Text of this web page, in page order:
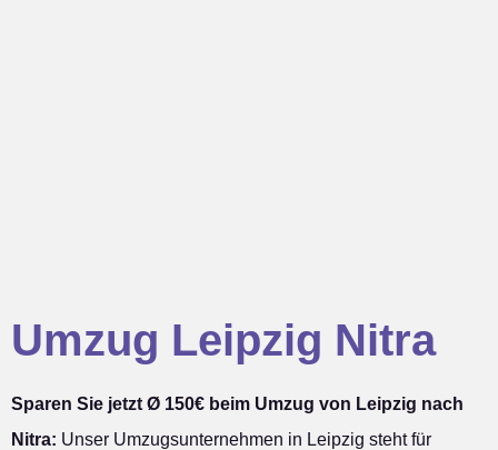
Umzug Leipzig Nitra
Sparen Sie jetzt Ø 150€ beim Umzug von Leipzig nach
Nitra: Unser Umzugsunternehmen in Leipzig steht für